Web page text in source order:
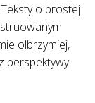
o prostej
olbrzymiej,
perspektywy